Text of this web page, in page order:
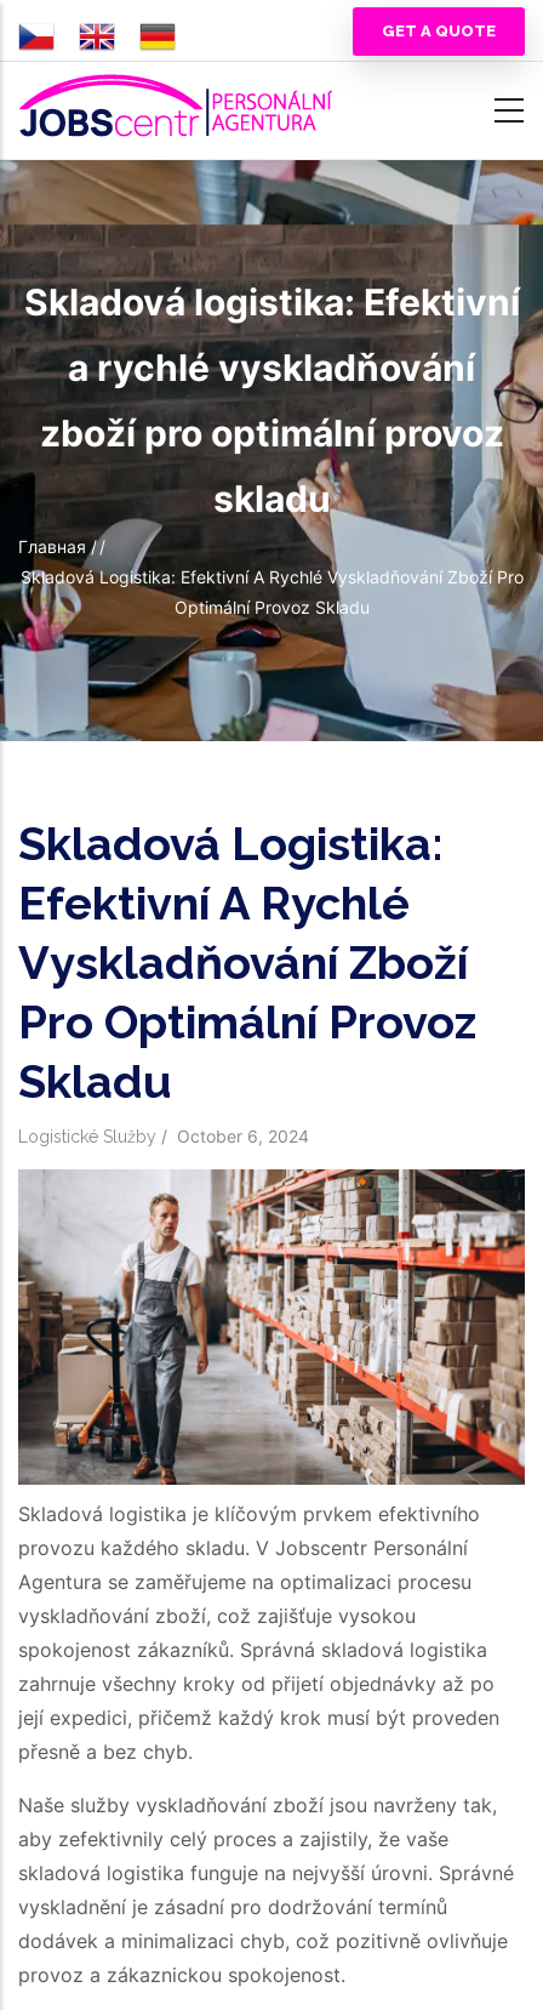
Перейти
основному
содержанию
GET A QUOTE
Skladová logistika: Efektivní
a rychlé vyskladňování
zboží pro optimální provoz
skladu
Строка
навигации
Главная //
Skladová Logistika: Efektivní A Rychlé Vyskladňování Zboží Pro
Optimální Provoz Skladu
Skladová Logistika:
Efektivní A Rychlé
Vyskladňování Zboží
Pro Optimální Provoz
Skladu
Logistické Služby / October 6, 2024
Skladová logistika je klíčovým prvkem efektivního
provozu každého skladu. V Jobscentr Personální
Agentura se zaměřujeme na optimalizaci procesu
vyskladňování zboží, což zajišťuje vysokou
spokojenost zákazníků. Správná skladová logistika
zahrnuje všechny kroky od přijetí objednávky až po
její expedici, přičemž každý krok musí být proveden
přesně a bez chyb.
Naše služby vyskladňování zboží jsou navrženy tak,
aby zefektivnily celý proces a zajistily, že vaše
skladová logistika funguje na nejvyšší úrovni. Správné
vyskladnění je zásadní pro dodržování termínů
dodávek a minimalizaci chyb, což pozitivně ovlivňuje
provoz a zákaznickou spokojenost.